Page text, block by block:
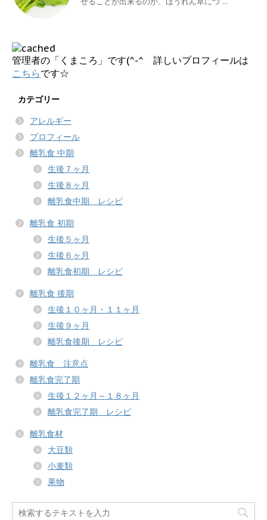
管理者の「くまころ」です(^-^ 詳しいプロフィールは
こちらです☆
カテゴリー
アレルギー
プロフィール
離乳食 中期
生後７ヶ月
生後８ヶ月
離乳食中期 レシピ
離乳食 初期
生後５ヶ月
生後６ヶ月
離乳食初期 レシピ
離乳食 後期
生後１０ヶ月・１１ヶ月
生後９ヶ月
離乳食後期 レシピ
離乳食 注意点
離乳食完了期
生後１２ヶ月～１８ヶ月
離乳食完了期 レシピ
離乳食材
大豆類
小麦類
果物